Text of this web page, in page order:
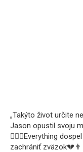
„Takýto život určite
Jason opustil svoju
👩‍❤️‍👨Everything
zachrániť